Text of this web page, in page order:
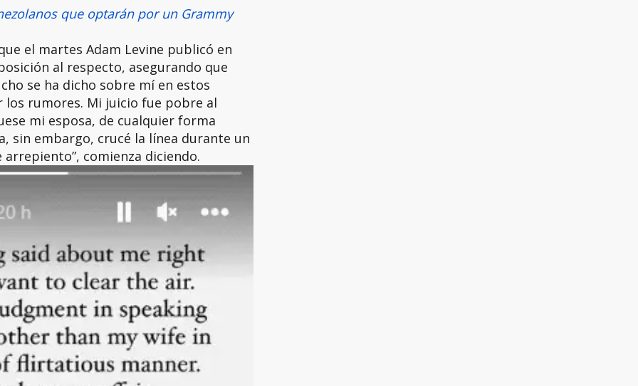
que optarán por un Grammy
el martes Adam Levine publicó en
al respecto, asegurando que
se ha dicho sobre mí en estos
rumores. Mi juicio fue pobre al
mi esposa, de cualquier forma
sin embargo, crucé la línea durante un
comienza diciendo.